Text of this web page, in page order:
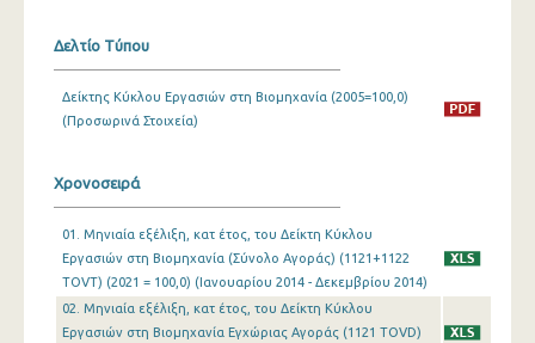
Σεπτεμβρίου 2024
Ιουλίου 2024
Μαΐου 2024
Απριλίου 2024
Μαρτίου 2024
Δελτίο Τύπου
Δείκτης Κύκλου Εργασιών στη Βιομηχανία (2005=100,0)
(Προσωρινά Στοιχεία)
Χρονοσειρά
01. Μηνιαία εξέλιξη, κατ έτος, του Δείκτη Κύκλου
Εργασιών στη Βιομηχανία (Σύνολο Αγοράς) (1121+1122
TOVT) (2021 = 100,0) (Ιανουαρίου 2014 - Δεκεμβρίου 2014)
02. Μηνιαία εξέλιξη, κατ έτος, του Δείκτη Κύκλου
Εργασιών στη Βιομηχανία Εγχώριας Αγοράς (1121 TOVD)